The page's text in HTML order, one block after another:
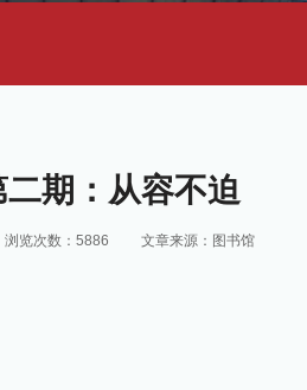
期：从容不迫
浏览次数： 5886 文章来源：图书馆